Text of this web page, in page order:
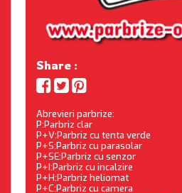
Share :
Abrevieri parbrize:
P:Parbriz clar
P+V:Parbriz cu tenta verde
P+S:Parbriz cu parasolar
P+SE:Parbriz cu senzor
P+I:Parbriz cu incalzire
P+H:Parbriz heliomat
P+C:Parbriz cu camera